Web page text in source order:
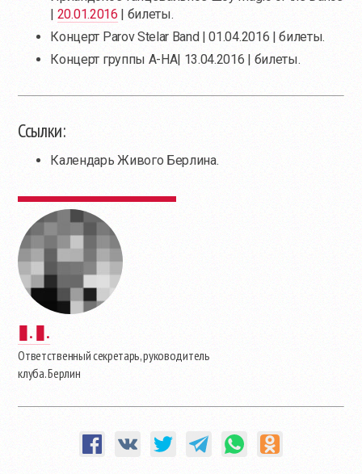
| 20.01.2016 | билеты.
Концерт Parov Stelar Band | 01.04.2016 | билеты.
Концерт группы A-HA| 13.04.2016 | билеты.
Ссылки:
Календарь Живого Берлина.
▮. ▮.
Ответственный секретарь, руководитель
клуба. Берлин